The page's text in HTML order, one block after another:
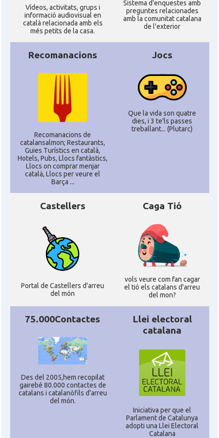
Ví­deos, activitats, grups i
informació audiovisual en
català relacionada amb els
més petits de la casa.
Sistema d'enquestes amb
preguntes relacionades
amb la comunitat catalana
de l'exterior
Recomanacions
Recomanacions de
catalansalmon; Restaurants,
Guies Turístics en català,
Hotels, Pubs, Llocs fantàstics,
Llocs on comprar menjar
català, Llocs per veure el
Barça ...
Jocs
Que la vida son quatre
dies, i 3 te'ls passes
treballant... (Plutarc)
Castellers
Portal de Castellers d'arreu
del món
Caga Tió
vols veure com fan cagar
el tió els catalans d'arreu
del mon?
75.000Contactes
Des del 2005,hem recopilat
gairebé 80.000 contactes de
catalans i catalanòfils d'arreu
del món.
Llei electoral
catalana
Iniciativa per que el
Parlament de Catalunya
adopti una Llei Electoral
Catalana